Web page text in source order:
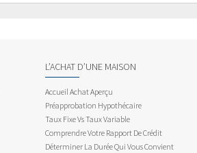
L’ACHAT D’UNE MAISON
Accueil Achat Aperçu
Préapprobation Hypothécaire
Taux Fixe Vs Taux Variable
Comprendre Votre Rapport De Crédit
Déterminer La Durée Qui Vous Convient